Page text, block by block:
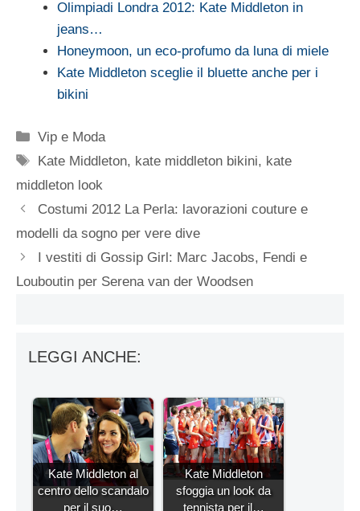
Olimpiadi Londra 2012: Kate Middleton in
jeans…
Honeymoon, un eco-profumo da luna di miele
Kate Middleton sceglie il bluette anche per i
bikini
Categorie
Vip e Moda
Tag
Kate Middleton, kate middleton bikini, kate
middleton look
Costumi 2012 La Perla: lavorazioni couture e
modelli da sogno per vere dive
I vestiti di Gossip Girl: Marc Jacobs, Fendi e
Louboutin per Serena van der Woodsen
LEGGI ANCHE:
Kate Middleton al
centro dello scandalo
per il suo…
Kate Middleton
sfoggia un look da
tennista per il…